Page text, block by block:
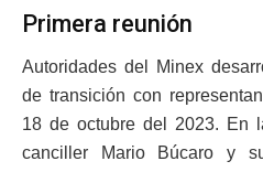
Primera reunión
Autoridades del Minex
de transición con
18 de octubre del 2023. En
canciller Mario Búcaro y